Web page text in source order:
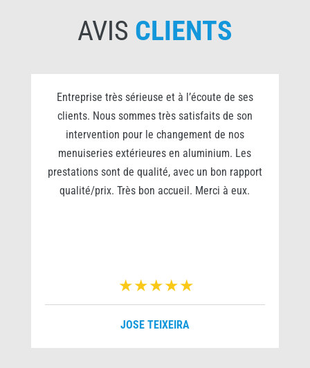
AVIS CLIENTS
Entreprise très sérieuse et à l’écoute de ses
clients. Nous sommes très satisfaits de son
intervention pour le changement de nos
menuiseries extérieures en aluminium. Les
prestations sont de qualité, avec un bon rapport
qualité/prix. Très bon accueil. Merci à eux.
JOSE TEIXEIRA